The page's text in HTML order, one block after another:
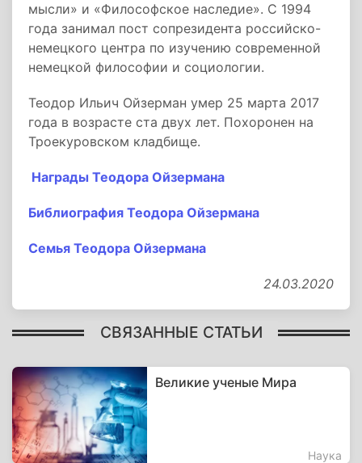
мысли» и «Философское наследие». С 1994
года занимал пост сопрезидента российско-
немецкого центра по изучению современной
немецкой философии и социологии.
Теодор Ильич Ойзерман умер 25 марта 2017
года в возрасте ста двух лет. Похоронен на
Троекуровском кладбище.
Награды Теодора Ойзермана
Библиография Теодора Ойзермана
Семья Теодора Ойзермана
24.03.2020
СВЯЗАННЫЕ СТАТЬИ
Великие ученые Мира
Наука